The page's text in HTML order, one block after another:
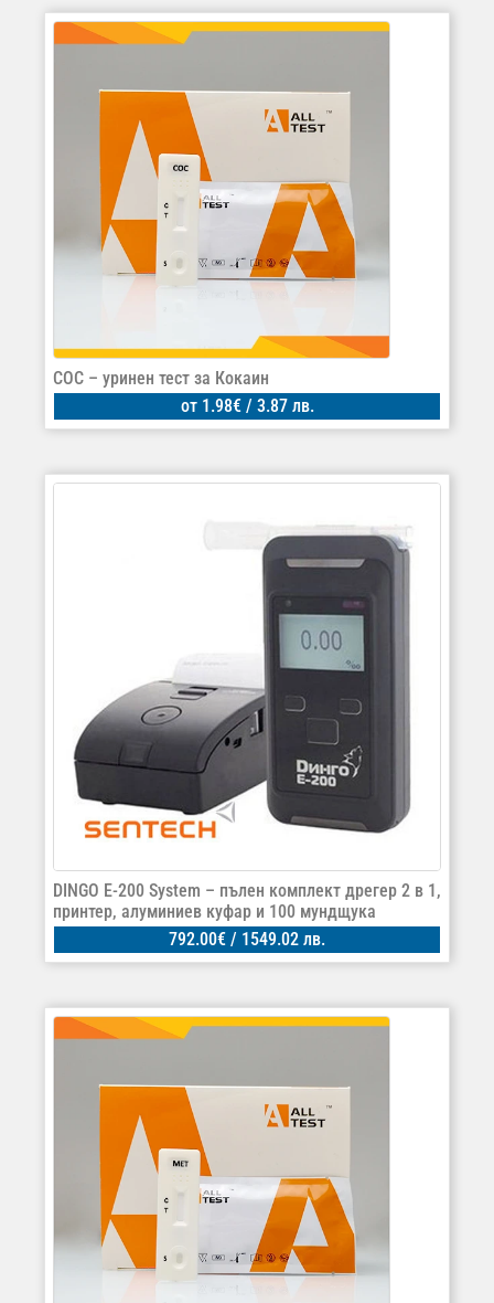
COC – уринен тест за Кокаин
от 1.98€/ 3.87 лв.
DINGO E-200 System – пълен комплект дрегер 2 в 1,
принтер, алуминиев куфар и 100 мундщука
792.00€ / 1549.02 лв.